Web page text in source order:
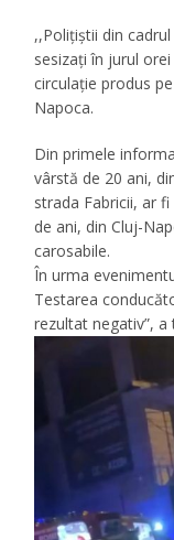
,,Polițiștii din
sesizați în jurul
circulație produs
Napoca.
Din primele
vârstă de 20 ani,
strada Fabricii, ar
de ani, din Cluj-
carosabile.
În urma
Testarea
rezultat negativ”, a